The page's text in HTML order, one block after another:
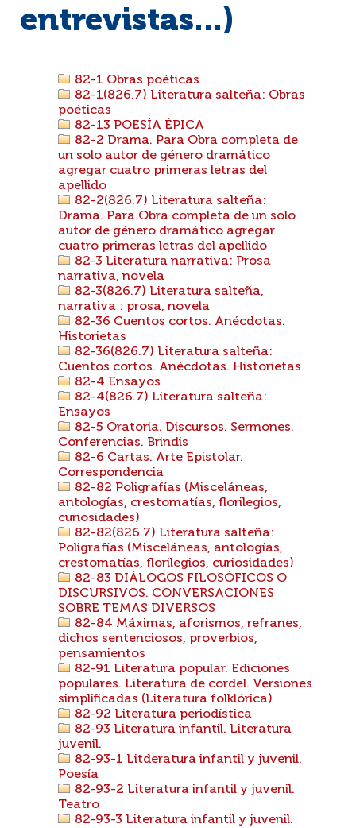
entrevistas...)
82-1 Obras poéticas
82-1(826.7) Literatura salteña: Obras
poéticas
82-13 POESÍA ÉPICA
82-2 Drama. Para Obra completa de
un solo autor de género dramático
agregar cuatro primeras letras del
apellido
82-2(826.7) Literatura salteña:
Drama. Para Obra completa de un solo
autor de género dramático agregar
cuatro primeras letras del apellido
82-3 Literatura narrativa: Prosa
narrativa, novela
82-3(826.7) Literatura salteña,
narrativa : prosa, novela
82-36 Cuentos cortos. Anécdotas.
Historietas
82-36(826.7) Literatura salteña:
Cuentos cortos. Anécdotas. Historietas
82-4 Ensayos
82-4(826.7) Literatura salteña:
Ensayos
82-5 Oratoria. Discursos. Sermones.
Conferencias. Brindis
82-6 Cartas. Arte Epistolar.
Correspondencia
82-82 Poligrafías (Misceláneas,
antologías, crestomatías, florilegios,
curiosidades)
82-82(826.7) Literatura salteña:
Poligrafías (Misceláneas, antologías,
crestomatías, florilegios, curiosidades)
82-83 DIÁLOGOS FILOSÓFICOS O
DISCURSIVOS. CONVERSACIONES
SOBRE TEMAS DIVERSOS
82-84 Máximas, aforismos, refranes,
dichos sentenciosos, proverbios,
pensamientos
82-91 Literatura popular. Ediciones
populares. Literatura de cordel. Versiones
simplificadas (Literatura folklórica)
82-92 Literatura periodística
82-93 Literatura infantil. Literatura
juvenil.
82-93-1 Litderatura infantil y juvenil.
Poesía
82-93-2 Literatura infantil y juvenil.
Teatro
82-93-3 Literatura infantil y juvenil.